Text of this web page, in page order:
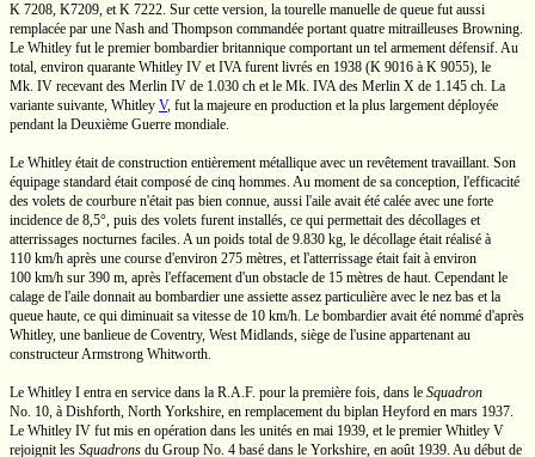
K 7208, K7209, etK 7222. Sur cette version, la tourelle manuelle de queue fut aussi
remplacée par une Nash and Thompson commandée portant quatre mitrailleuses Browning.
Le Whitley fut le premier bombardier britannique comportant un tel armement défensif. Au
total, environ quarante Whitley IV et IVA furent livrés en 1938 (K 9016 à K 9055), le
Mk. IV recevant des Merlin IV de 1.030 ch et le Mk. IVAdes Merlin X de 1.145 ch. La
variante suivante, Whitley V, fut la majeure en production et la plus largement déployée
pendant la Deuxième Guerre mondiale.
Le Whitley était de construction entièrement métallique avec un revêtement travaillant. Son
équipage standard était composé de cinq hommes. Au moment de sa conception, l'efficacité
des volets de courbure n'était pas bien connue, aussi l'aile avait été calée avec une forte
incidence de 8,5°, puis des volets furent installés, ce qui permettait des décollages et
atterrissages nocturnes faciles. A un poids total de 9.830 kg, le décollage était réalisé à
110 km/h après une course d'environ 275 mètres, et l'atterrissage était fait à environ
100 km/h sur 390 m, après l'effacement d'un obstacle de 15 mètres de haut. Cependant le
calage de l'aile donnait au bombardier une assiette assez particulière avec le nez bas et la
queue haute, ce qui diminuait sa vitesse de 10 km/h. Le bombardier avait été nommé d'après
Whitley, une banlieue de Coventry, West Midlands, siège de l'usine appartenant au
constructeurArmstrong Whitworth.
Le Whitley I entra en service dans la R.A.F. pour la première fois, dans le Squadron
No. 10, à Dishforth, North Yorkshire, en remplacement du biplan Heyford en mars 1937.
Le Whitley IV fut mis en opération dans les unités en mai 1939, et le premier Whitley V
rejoignit les Squadrons du Group No. 4 basé dans le Yorkshire, en août 1939. Au début de